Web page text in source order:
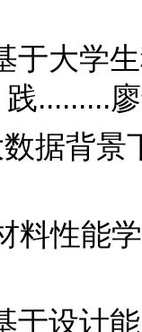
于大学
践.........
据背景
料性能
于设计